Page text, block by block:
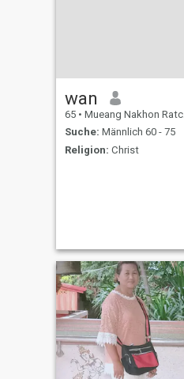
wan
65 • Mueang Nakhon Ratchasima, Nakhon Ratchasima, Thailand
Suche: Männlich 60 - 75
Religion: Christ